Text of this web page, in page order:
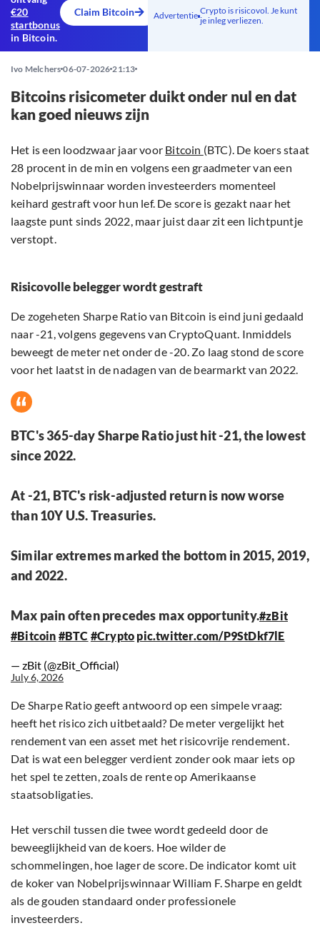
€20
startbonus
in Bitcoin.
Claim Bitcoin Advertentie Crypto is risicovol. Je kunt
je inleg verliezen.
Ivo Melchers 06-07-2026 21:13
Bitcoins risicometer duikt onder nul en dat
kan goed nieuws zijn
Het is een loodzwaar jaar voor Bitcoin (BTC). De koers staat
28 procent in de min en volgens een graadmeter van een
Nobelprijswinnaar worden investeerders momenteel
keihard gestraft voor hun lef. De score is gezakt naar het
laagste punt sinds 2022, maar juist daar zit een lichtpuntje
verstopt.
Risicovolle belegger wordt gestraft
De zogeheten Sharpe Ratio van Bitcoin is eind juni gedaald
naar -21, volgens gegevens van CryptoQuant. Inmiddels
beweegt de meter net onder de -20. Zo laag stond de score
voor het laatst in de nadagen van de bearmarkt van 2022.
BTC's 365-day Sharpe Ratio just hit -21, the lowest
since 2022.
At -21, BTC's risk-adjusted return is now worse
than 10Y U.S. Treasuries.
Similar extremes marked the bottom in 2015, 2019,
and 2022.
Max pain often precedes max opportunity.#zBit
#Bitcoin #BTC #Crypto pic.twitter.com/P9StDkf7lE
— zBit (@zBit_Official)
July 6, 2026
De Sharpe Ratio geeft antwoord op een simpele vraag:
heeft het risico zich uitbetaald? De meter vergelijkt het
rendement van een asset met het risicovrije rendement.
Dat is wat een belegger verdient zonder ook maar iets op
het spel te zetten, zoals de rente op Amerikaanse
staatsobligaties.
Het verschil tussen die twee wordt gedeeld door de
beweeglijkheid van de koers. Hoe wilder de
schommelingen, hoe lager de score. De indicator komt uit
de koker van Nobelprijswinnaar William F. Sharpe en geldt
als de gouden standaard onder professionele
investeerders.